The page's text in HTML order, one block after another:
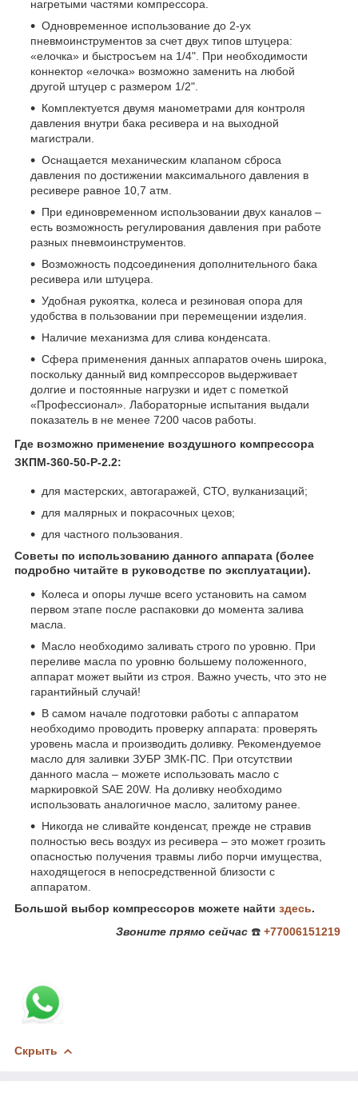
нагретыми частями компрессора.
Одновременное использование до 2-ух
пневмоинструментов за счет двух типов штуцера:
«елочка» и быстросъем на 1/4". При необходимости
коннектор «елочка» возможно заменить на любой
другой штуцер с размером 1/2".
Комплектуется двумя манометрами для контроля
давления внутри бака ресивера и на выходной
магистрали.
Оснащается механическим клапаном сброса
давления по достижении максимального давления в
ресивере равное 10,7 атм.
При единовременном использовании двух каналов –
есть возможность регулирования давления при работе
разных пневмоинструментов.
Возможность подсоединения дополнительного бака
ресивера или штуцера.
Удобная рукоятка, колеса и резиновая опора для
удобства в пользовании при перемещении изделия.
Наличие механизма для слива конденсата.
Сфера применения данных аппаратов очень широка,
поскольку данный вид компрессоров выдерживает
долгие и постоянные нагрузки и идет с пометкой
«Профессионал». Лабораторные испытания выдали
показатель в не менее 7200 часов работы.
Где возможно применение воздушного компрессора
ЗКПМ-360-50-Р-2.2:
для мастерских, автогаражей, СТО, вулканизаций;
для малярных и покрасочных цехов;
для частного пользования.
Советы по использованию данного аппарата (более
подробно читайте в руководстве по эксплуатации).
Колеса и опоры лучше всего установить на самом
первом этапе после распаковки до момента залива
масла.
Масло необходимо заливать строго по уровню. При
переливе масла по уровню большему положенного,
аппарат может выйти из строя. Важно учесть, что это не
гарантийный случай!
В самом начале подготовки работы с аппаратом
необходимо проводить проверку аппарата: проверять
уровень масла и производить доливку. Рекомендуемое
масло для заливки ЗУБР ЗМК-ПС. При отсутствии
данного масла – можете использовать масло с
маркировкой SAE 20W. На доливку необходимо
использовать аналогичное масло, залитому ранее.
Никогда не сливайте конденсат, прежде не стравив
полностью весь воздух из ресивера – это может грозить
опасностью получения травмы либо порчи имущества,
находящегося в непосредственной близости с
аппаратом.
Большой выбор компрессоров можете найти здесь.
Звоните прямо сейчас ☎️ +77006151219
Скрыть